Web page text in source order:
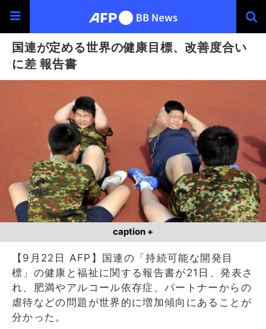
国連が定める世界の健康目標、改善度合い
に差 報告書
caption +
【9月22日 AFP】国連の「持続可能な開発目
標」の健康と福祉に関する報告書が21日、発表さ
れ、肥満やアルコール依存症、パートナーからの
虐待などの問題が世界的に増加傾向にあることが
分かった。